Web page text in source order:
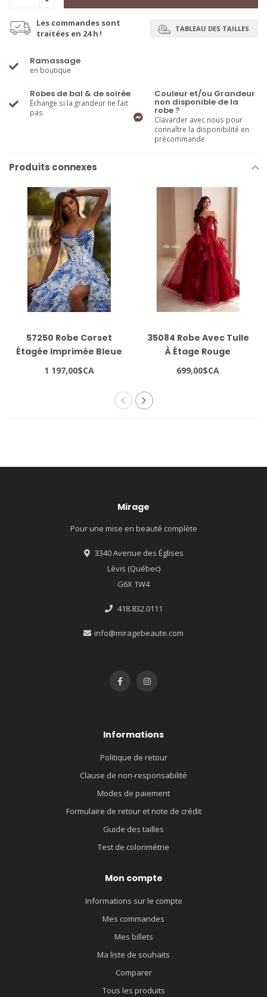
Les commandes sont
traitées en 24 h !
TABLEAU DES TAILLES
Ramassage
en boutique
Robes de bal & de soirée
Échange si la grandeur ne fait
pas
Couleur et/ou Grandeur
non disponible de la
robe ?
Clavarder avec nous pour
connaître la disponibilité en
précommande
Produits connexes
57250 Robe Corset
Étagée Imprimée Bleue
1 197,00$CA
35084 Robe Avec Tulle
À Étage Rouge
699,00$CA
Mirage
Pour une mise en beauté complète
3340 Avenue des Églises
Lévis (Québec)
G6X 1W4
418.832.0111
info@miragebeaute.com
Informations
Politique de retour
Clause de non-responsabilité
Modes de paiement
Formulaire de retour et note de crédit
Guide des tailles
Test de colorimétrie
Mon compte
Informations sur le compte
Mes commandes
Mes billets
Ma liste de souhaits
Comparer
Tous les produits